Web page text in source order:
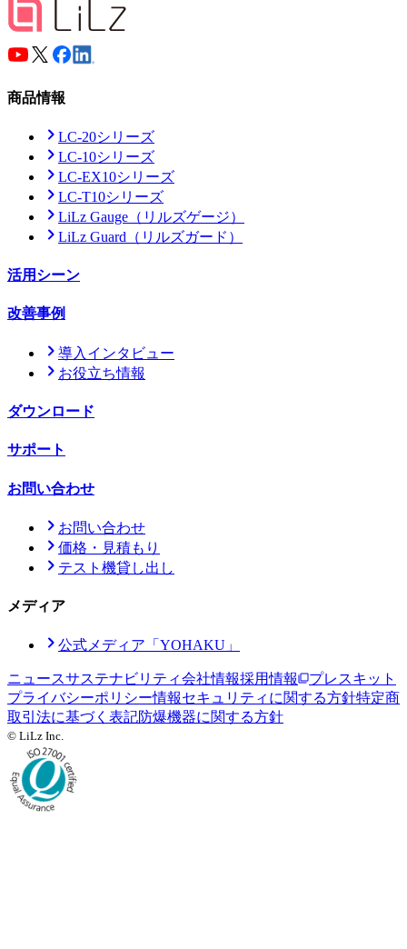
商品情報
LC-20シリーズ
LC-10シリーズ
LC-EX10シリーズ
LC-T10シリーズ
LiLz Gauge （リルズゲージ）
LiLz Guard （リルズガード）
活用シーン
改善事例
導入インタビュー
お役立ち情報
ダウンロード
サポート
お問い合わせ
お問い合わせ
価格・見積もり
テスト機貸し出し
メディア
公式メディア「YOHAKU」
ニュースサステナビリティ会社情報採用情報
プレスキット
プライバシーポリシー情報セキュリティに関する方針特定商
取引法に基づく表記防爆機器に関する方針
© LiLz Inc.